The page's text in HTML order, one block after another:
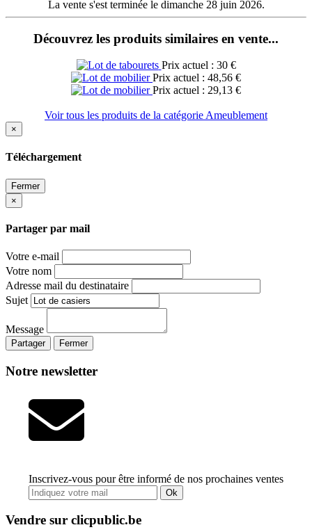
La vente s'est terminée le dimanche 28 juin 2026.
Découvrez les produits similaires en vente...
Prix actuel : 30 €
Prix actuel : 48,56 €
Prix actuel : 29,13 €
Voir tous les produits de la catégorie Ameublement
×
Téléchargement
Fermer
×
Partager par mail
Votre e-mail
Votre nom
Adresse mail du destinataire
Sujet
Message
Partager Fermer
Notre newsletter
Inscrivez-vous pour être informé de nos prochaines ventes
Ok
Vendre sur clicpublic.be